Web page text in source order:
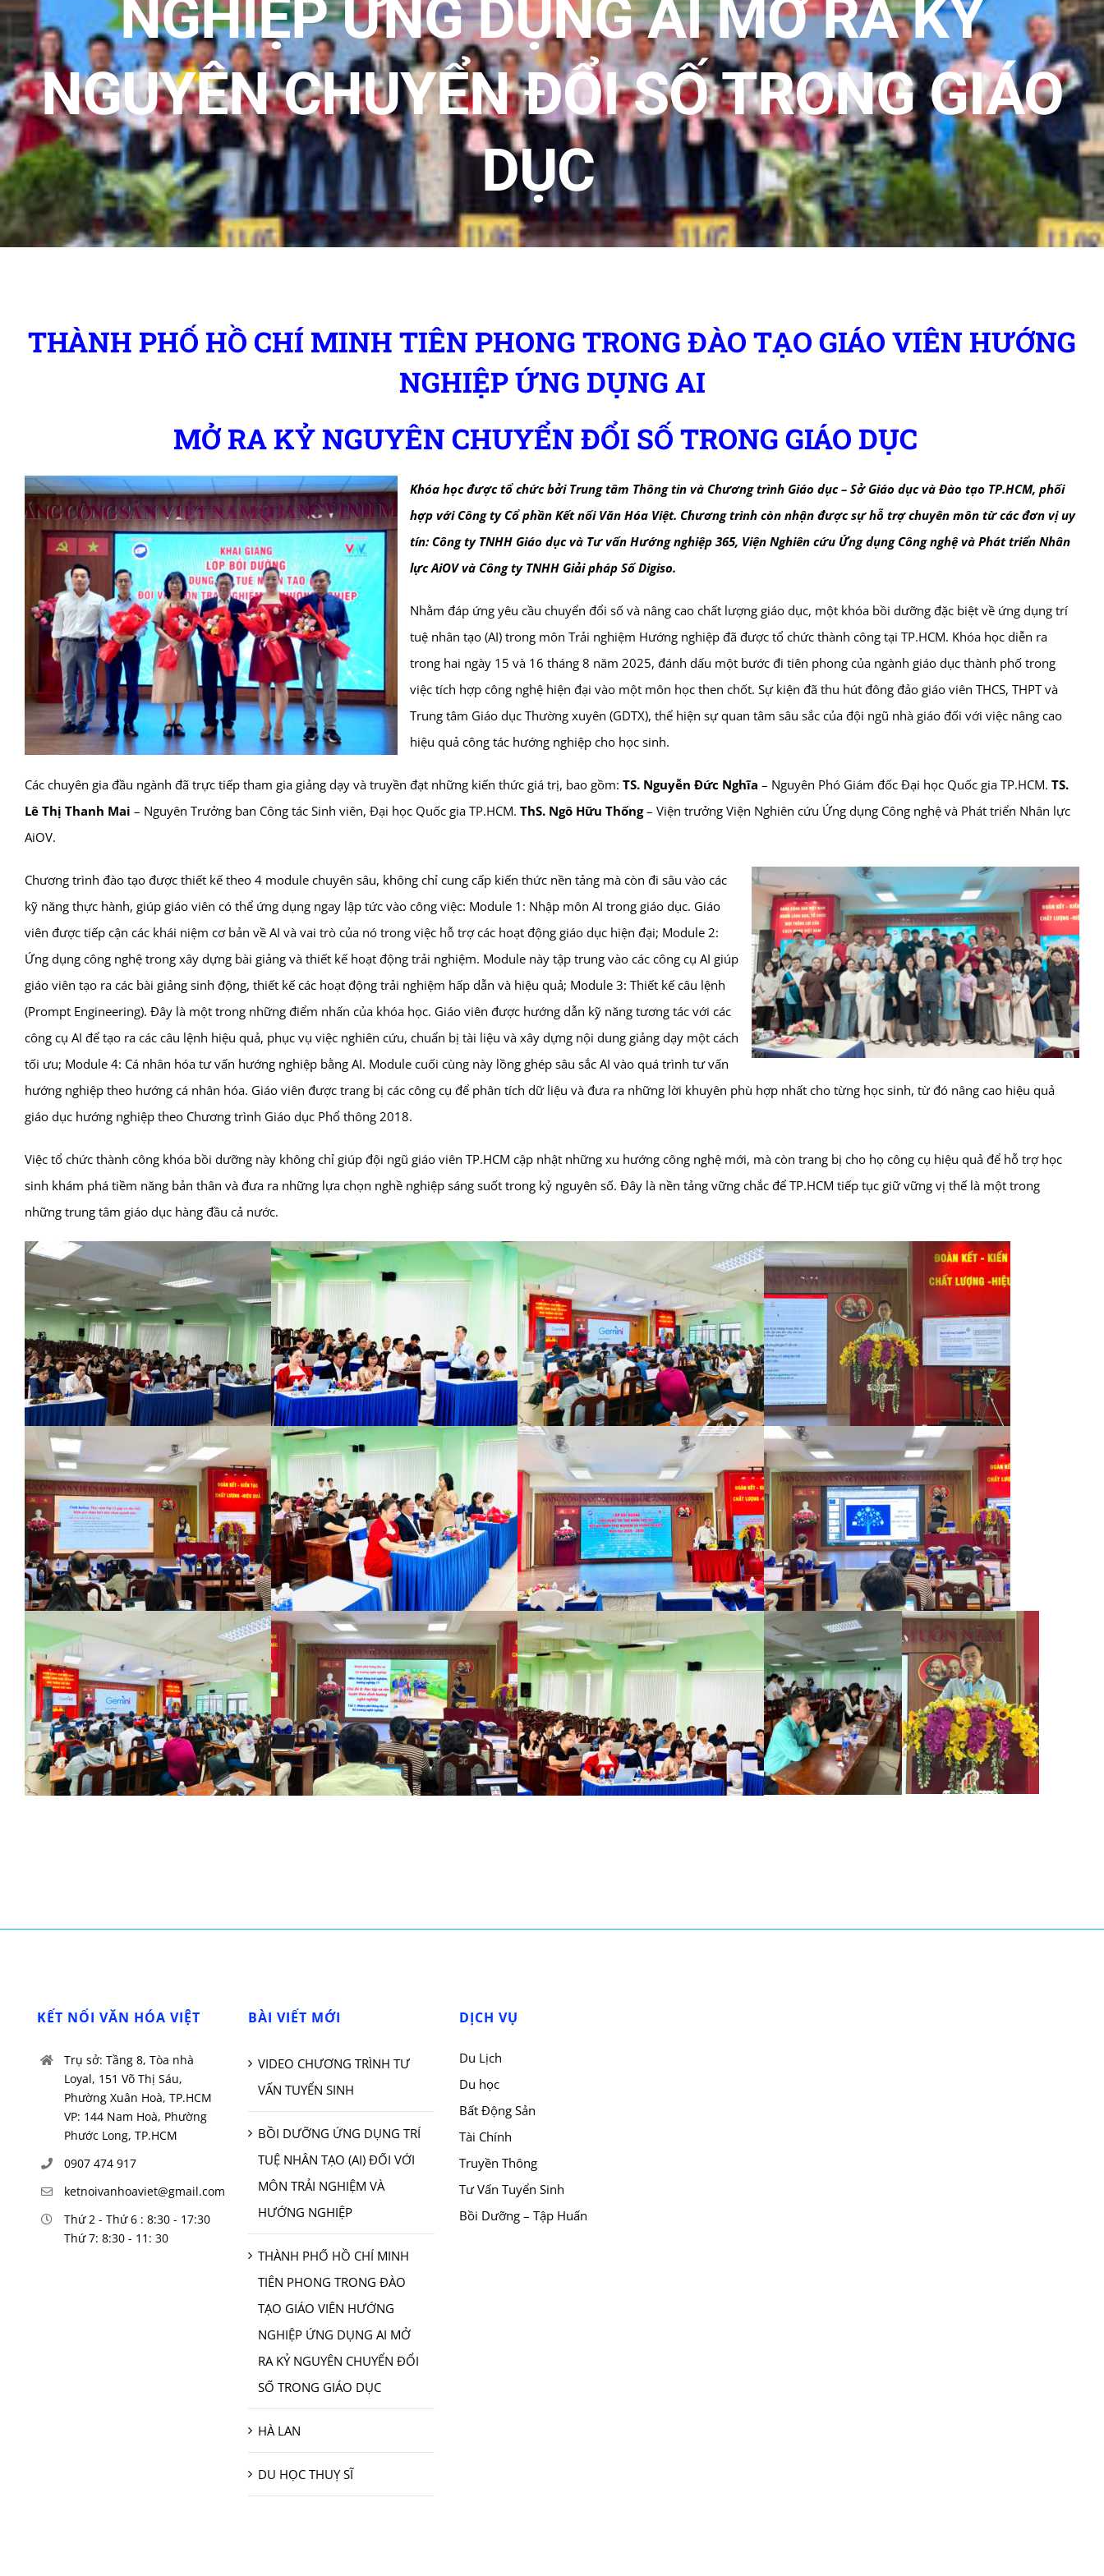
NGHIỆP ỨNG DỤNG AI MỞ RA KỶ
NGUYÊN CHUYỂN ĐỔI SỐ TRONG GIÁO
DỤC
THÀNH PHỐ HỒ CHÍ MINH TIÊN PHONG TRONG ĐÀO TẠO GIÁO VIÊN HƯỚNG
NGHIỆP ỨNG DỤNG AI
MỞ RA KỶ NGUYÊN CHUYỂN ĐỔI SỐ TRONG GIÁO DỤC
Khóa học được tổ chức bởi Trung tâm Thông tin và Chương trình Giáo dục– Sở Giáo dục và Đào tạo TP.HCM, phối
hợp với Công ty Cổ phần Kết nối Văn Hóa Việt. Chương trình còn nhận được sự hỗ trợ chuyên môn từ các đơn vị uy
tín: Công ty TNHH Giáo dục và Tư vấn Hướng nghiệp 365, Viện Nghiên cứu Ứng dụng Công nghệ và Phát triển Nhân
lực AiOV và Công ty TNHH Giải pháp Số Digiso.
Nhằm đáp ứng yêu cầu chuyển đổi số và nâng cao chất lượng giáo dục, một khóa bồi dưỡng đặc biệt về ứng dụng trí
tuệ nhân tạo (AI) trong môn Trải nghiệm Hướng nghiệp đã được tổ chức thành công tại TP.HCM. Khóa học diễn ra
trong hai ngày 15 và 16 tháng 8 năm 2025, đánh dấu một bước đi tiên phong của ngành giáo dục thành phố trong
việc tích hợp công nghệ hiện đại vào một môn học then chốt. Sự kiện đã thu hút đông đảo giáo viên THCS, THPT và
Trung tâm Giáo dục Thường xuyên (GDTX), thể hiện sự quan tâm sâu sắc của đội ngũ nhà giáo đối với việc nâng cao
hiệu quả công tác hướng nghiệp cho học sinh.
Các chuyên gia đầu ngành đã trực tiếp tham gia giảng dạy và truyền đạt những kiến thức giá trị, bao gồm: TS. Nguyễn Đức Nghĩa – Nguyên Phó Giám đốc Đại học Quốc gia TP.HCM. TS.
Lê Thị Thanh Mai – Nguyên Trưởng ban Công tác Sinh viên, Đại học Quốc gia TP.HCM. ThS. Ngô Hữu Thống– Viện trưởng Viện Nghiên cứu Ứng dụng Công nghệ và Phát triển Nhân lực
AiOV.
Chương trình đào tạo được thiết kế theo 4 module chuyên sâu, không chỉ cung cấp kiến thức nền tảng mà còn đi sâu vào các
kỹ năng thực hành, giúp giáo viên có thể ứng dụng ngay lập tức vào công việc: Module 1: Nhập môn AI trong giáo dục. Giáo
viên được tiếp cận các khái niệm cơ bản về AI và vai trò của nó trong việc hỗ trợ các hoạt động giáo dục hiện đại; Module 2:
Ứng dụng công nghệ trong xây dựng bài giảng và thiết kế hoạt động trải nghiệm. Module này tập trung vào các công cụ AI giúp
giáo viên tạo ra các bài giảng sinh động, thiết kế các hoạt động trải nghiệm hấp dẫn và hiệu quả; Module 3: Thiết kế câu lệnh
(Prompt Engineering). Đây là một trong những điểm nhấn của khóa học. Giáo viên được hướng dẫn kỹ năng tương tác với các
công cụ AI để tạo ra các câu lệnh hiệu quả, phục vụ việc nghiên cứu, chuẩn bị tài liệu và xây dựng nội dung giảng dạy một cách
tối ưu; Module 4: Cá nhân hóa tư vấn hướng nghiệp bằng AI. Module cuối cùng này lồng ghép sâu sắc AI vào quá trình tư vấn
hướng nghiệp theo hướng cá nhân hóa. Giáo viên được trang bị các công cụ để phân tích dữ liệu và đưa ra những lời khuyên phù hợp nhất cho từng học sinh, từ đó nâng cao hiệu quả
giáo dục hướng nghiệp theo Chương trình Giáo dục Phổ thông 2018.
Việc tổ chức thành công khóa bồi dưỡng này không chỉ giúp đội ngũ giáo viên TP.HCM cập nhật những xu hướng công nghệ mới, mà còn trang bị cho họ công cụ hiệu quả để hỗ trợ học
sinh khám phá tiềm năng bản thân và đưa ra những lựa chọn nghề nghiệp sáng suốt trong kỷ nguyên số. Đây là nền tảng vững chắc để TP.HCM tiếp tục giữ vững vị thế là một trong
những trung tâm giáo dục hàng đầu cả nước.
KẾT NỐI VĂN HÓA VIỆT
Trụ sở: Tầng 8, Tòa nhà
Loyal, 151 Võ Thị Sáu,
Phường Xuân Hoà, TP.HCM
VP: 144 Nam Hoà, Phường
Phước Long, TP.HCM
0907 474 917
ketnoivanhoaviet@gmail.com
Thứ 2 - Thứ 6 : 8:30 - 17:30
Thứ 7: 8:30 - 11: 30
BÀI VIẾT MỚI
VIDEO CHƯƠNG TRÌNH TƯ
VẤN TUYỂN SINH
BỒI DƯỠNG ỨNG DỤNG TRÍ
TUỆ NHÂN TẠO (AI) ĐỐI VỚI
MÔN TRẢI NGHIỆM VÀ
HƯỚNG NGHIỆP
THÀNH PHỐ HỒ CHÍ MINH
TIÊN PHONG TRONG ĐÀO
TẠO GIÁO VIÊN HƯỚNG
NGHIỆP ỨNG DỤNG AI MỞ
RA KỶ NGUYÊN CHUYỂN ĐỔI
SỐ TRONG GIÁO DỤC
HÀ LAN
DU HỌC THUỴ SĨ
DỊCH VỤ
Du Lịch
Du học
Bất Động Sản
Tài Chính
Truyền Thông
Tư Vấn Tuyển Sinh
Bồi Dưỡng – Tập Huấn